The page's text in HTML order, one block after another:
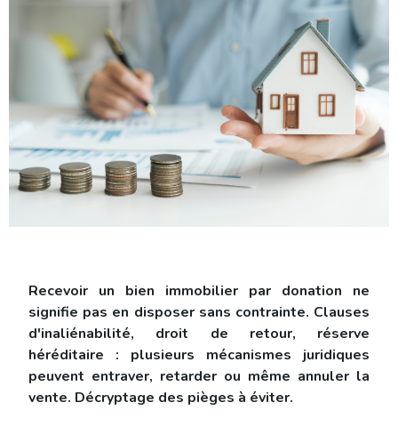
Recevoir un bien immobilier par donation ne
signifie pas en disposer sans contrainte. Clauses
d'inaliénabilité, droit de retour, réserve
héréditaire : plusieurs mécanismes juridiques
peuvent entraver, retarder ou même annuler la
vente. Décryptage des pièges à éviter.